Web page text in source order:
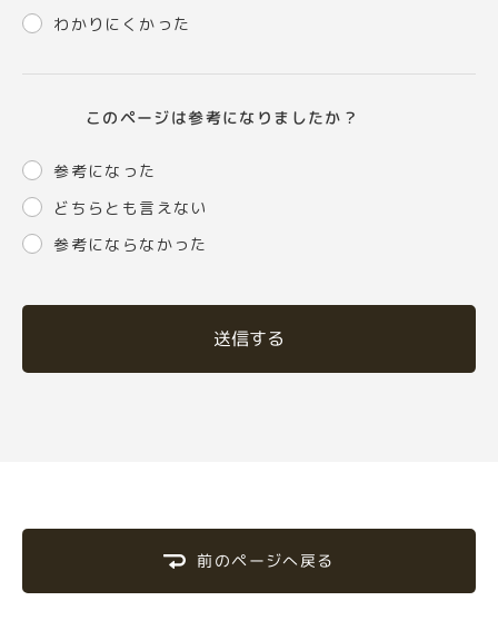
わかりにくかった
このページは参考になりましたか？
参考になった
どちらとも言えない
参考にならなかった
送信する
前のページへ戻る